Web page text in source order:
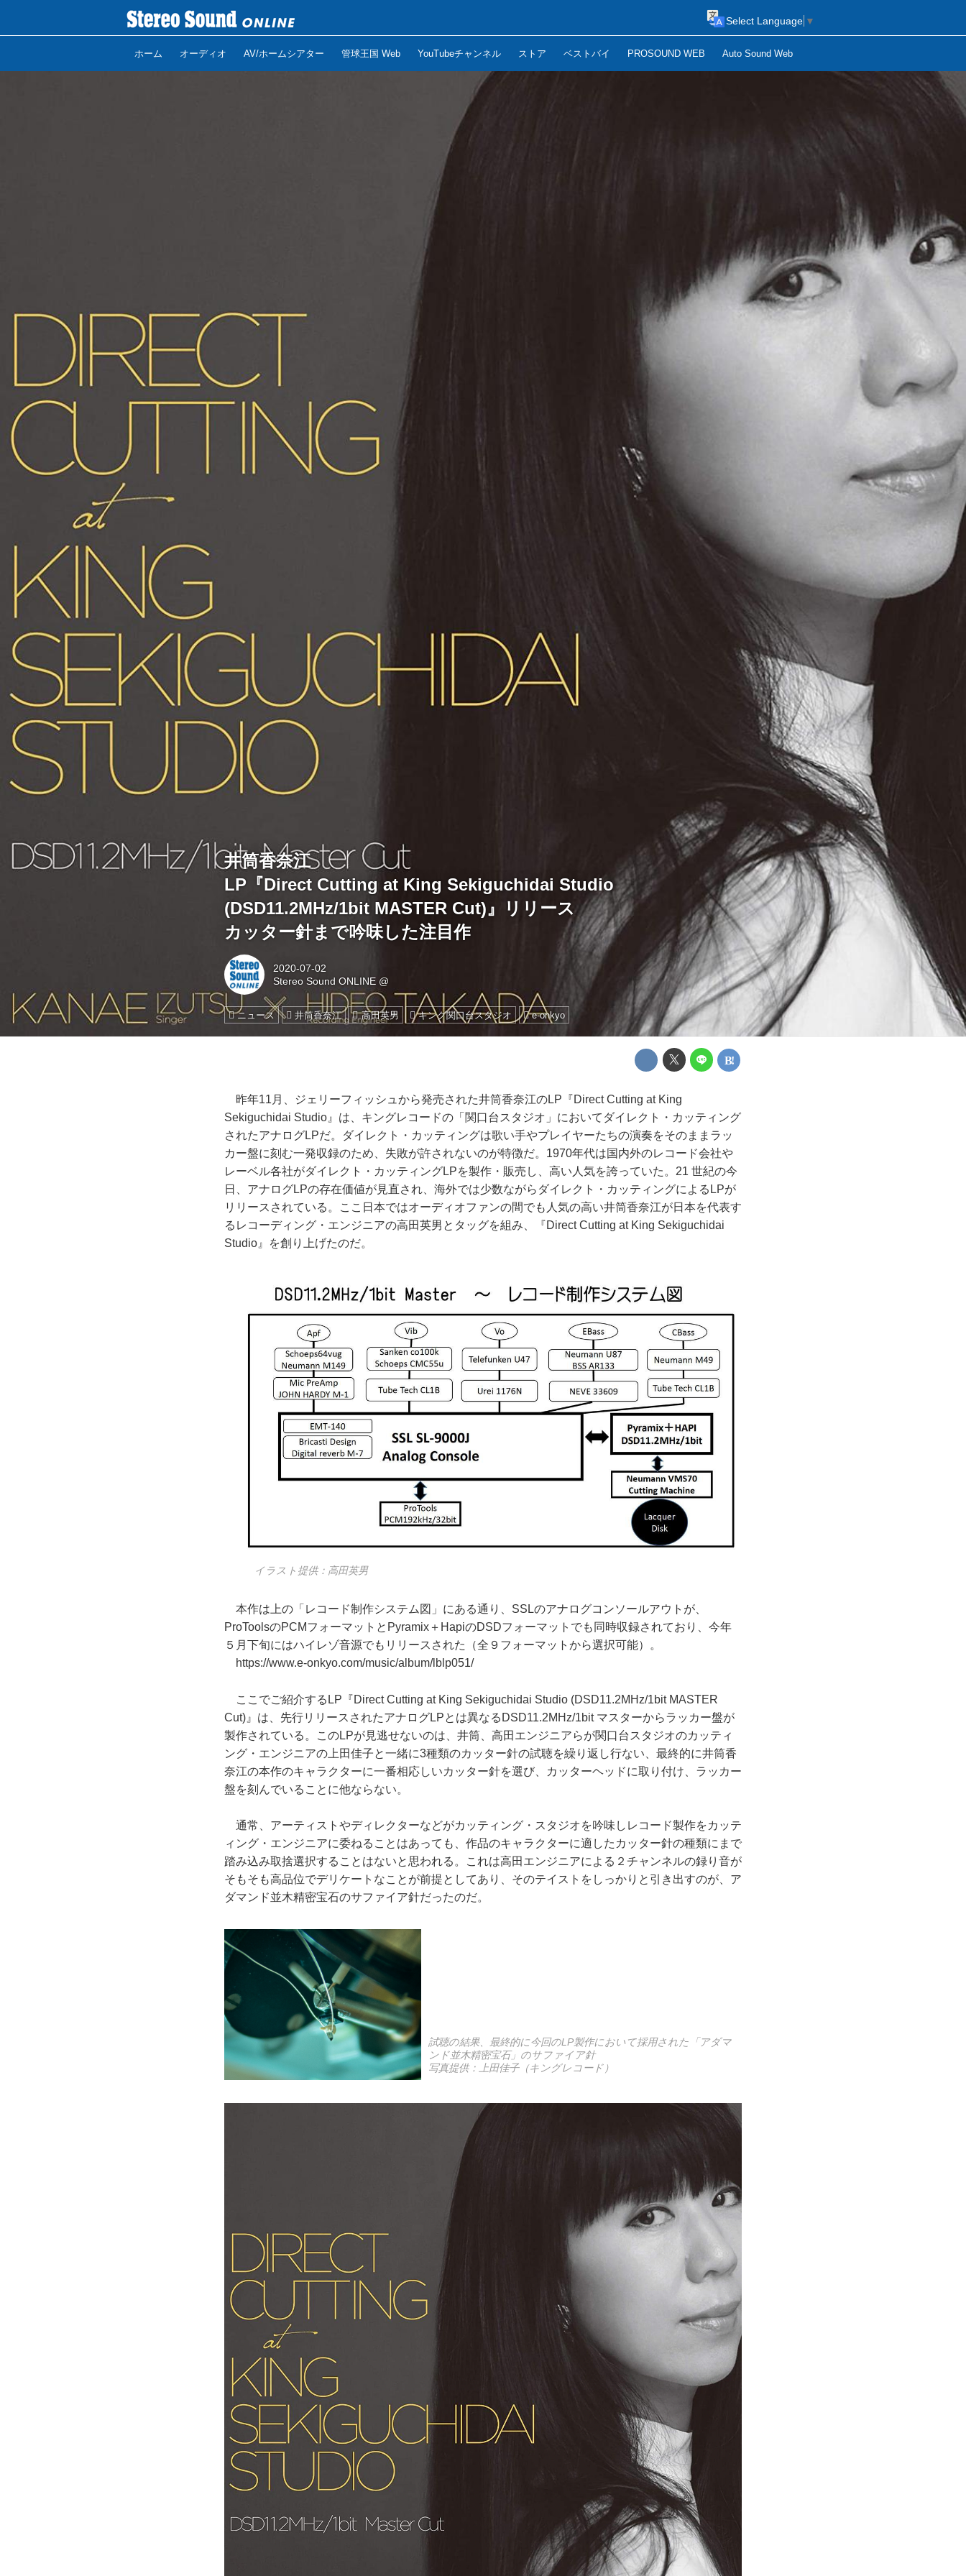
ホーム オーディオ AV/ホームシアター 管球王国 Web YouTubeチャンネル ストア ベストバイ PROSOUND WEB Auto Sound Web
Select Language ▼
井筒香奈江
LP『Direct Cutting at King Sekiguchidai Studio
(DSD11.2MHz/1bit MASTER Cut)』リリース
カッター針まで吟味した注目作
2020-07-02
Stereo Sound ONLINE @
ニュース 井筒香奈江 高田英男 キング関口台スタジオ e-onkyo
昨年11月、ジェリーフィッシュから発売された井筒香奈江のLP『Direct Cutting at King
Sekiguchidai Studio』は、キングレコードの「関口台スタジオ」においてダイレクト・カッティング
されたアナログLPだ。ダイレクト・カッティングは歌い手やプレイヤーたちの演奏をそのままラッ
カー盤に刻む一発収録のため、失敗が許されないのが特徴だ。1970年代は国内外のレコード会社や
レーベル各社がダイレクト・カッティングLPを製作・販売し、高い人気を誇っていた。21 世紀の今
日、アナログLPの存在価値が見直され、海外では少数ながらダイレクト・カッティングによるLPが
リリースされている。ここ日本ではオーディオファンの間でも人気の高い井筒香奈江が日本を代表す
るレコーディング・エンジニアの高田英男とタッグを組み、『Direct Cutting at King Sekiguchidai
Studio』を創り上げたのだ。
イラスト提供：高田英男
本作は上の「レコード制作システム図」にある通り、SSLのアナログコンソールアウトが、
ProToolsのPCMフォーマットとPyramix＋HapiのDSDフォーマットでも同時収録されており、今年
５月下旬にはハイレゾ音源でもリリースされた（全９フォーマットから選択可能）。
https://www.e-onkyo.com/music/album/lblp051/
ここでご紹介するLP『Direct Cutting at King Sekiguchidai Studio (DSD11.2MHz/1bit MASTER
Cut)』は、先行リリースされたアナログLPとは異なるDSD11.2MHz/1bit マスターからラッカー盤が
製作されている。このLPが見逃せないのは、井筒、高田エンジニアらが関口台スタジオのカッティ
ング・エンジニアの上田佳子と一緒に3種類のカッター針の試聴を繰り返し行ない、最終的に井筒香
奈江の本作のキャラクターに一番相応しいカッター針を選び、カッターヘッドに取り付け、ラッカー
盤を刻んでいることに他ならない。
通常、アーティストやディレクターなどがカッティング・スタジオを吟味しレコード製作をカッテ
ィング・エンジニアに委ねることはあっても、作品のキャラクターに適したカッター針の種類にまで
踏み込み取捨選択することはないと思われる。これは高田エンジニアによる２チャンネルの録り音が
そもそも高品位でデリケートなことが前提としてあり、そのテイストをしっかりと引き出すのが、ア
ダマンド並木精密宝石のサファイア針だったのだ。
試聴の結果、最終的に今回のLP製作において採用された「アダマ
ンド並木精密宝石」のサファイア針
写真提供：上田佳子（キングレコード）